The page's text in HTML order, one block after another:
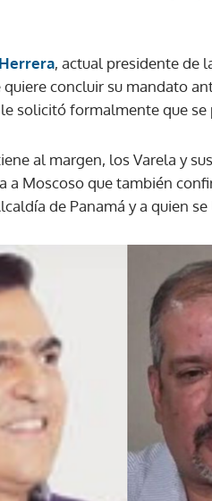
, actual presidente de
quiere concluir su mandato
solicitó formalmente que
al margen, los Varela y
a Moscoso que también
de Panamá y a quien